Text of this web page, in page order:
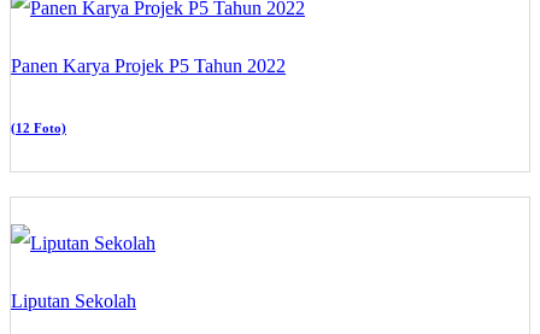
Panen Karya Projek P5 Tahun 2022
(12 Foto)
Liputan Sekolah